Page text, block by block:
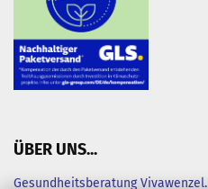
ÜBER UNS...
Gesundheitsberatung Vivawenzel.